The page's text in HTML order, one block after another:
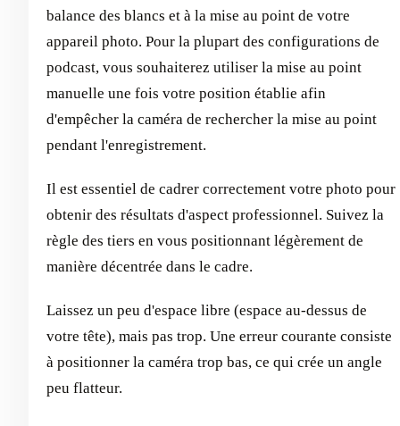
balance des blancs et à la mise au point de votre
appareil photo. Pour la plupart des configurations de
podcast, vous souhaiterez utiliser la mise au point
manuelle une fois votre position établie afin
d'empêcher la caméra de rechercher la mise au point
pendant l'enregistrement.
Il est essentiel de cadrer correctement votre photo pour
obtenir des résultats d'aspect professionnel. Suivez la
règle des tiers en vous positionnant légèrement de
manière décentrée dans le cadre.
Laissez un peu d'espace libre (espace au-dessus de
votre tête), mais pas trop. Une erreur courante consiste
à positionner la caméra trop bas, ce qui crée un angle
peu flatteur.